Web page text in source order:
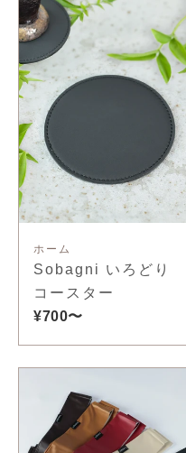
ホーム
Sobagni いろどり
コースター
¥700〜